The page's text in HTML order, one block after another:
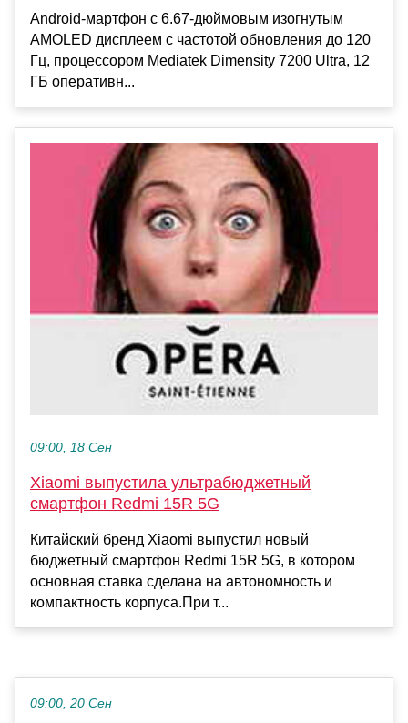
Android-мартфон с 6.67-дюймовым изогнутым
AMOLED дисплеем с частотой обновления до 120
Гц, процессором Mediatek Dimensity 7200 Ultra, 12
ГБ оперативн...
09:00, 18 Сен
Xiaomi выпустила ультрабюджетный
смартфон Redmi 15R 5G
Китайский бренд Xiaomi выпустил новый
бюджетный смартфон Redmi 15R 5G, в котором
основная ставка сделана на автономность и
компактность корпуса.При т...
09:00, 20 Сен